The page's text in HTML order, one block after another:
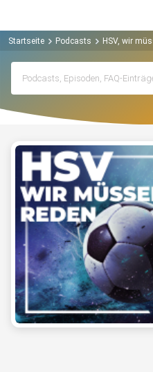
Startseite Podcasts HSV, wir